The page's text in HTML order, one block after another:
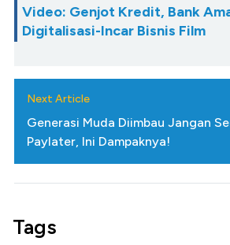
Video: Genjot Kredit, Bank
Digitalisasi-Incar Bisnis Film
Next Article
Generasi Muda Diimbau Jangan
Paylater, Ini Dampaknya!
Tags